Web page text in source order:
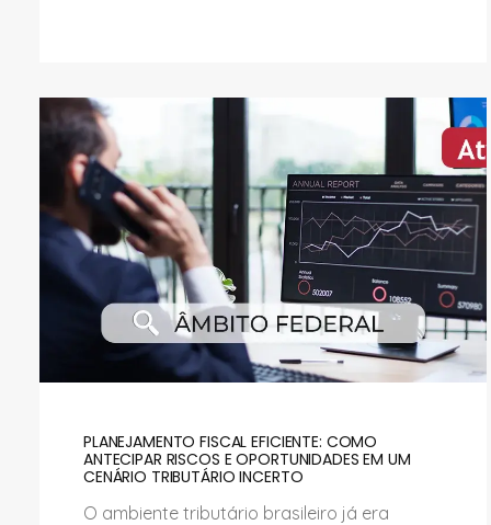
PLANEJAMENTO FISCAL EFICIENTE: COMO
ANTECIPAR RISCOS E OPORTUNIDADES EM UM
CENÁRIO TRIBUTÁRIO INCERTO
O ambiente tributário brasileiro já era